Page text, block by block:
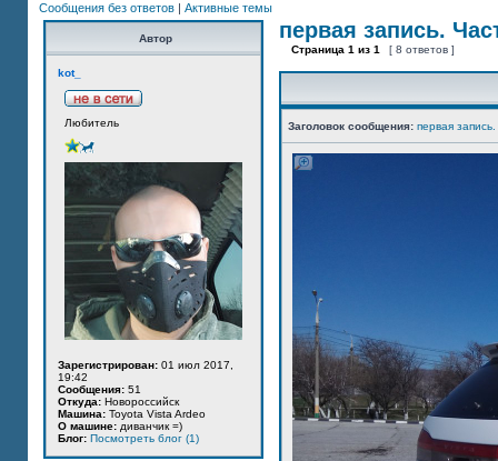
Сообщения без ответов | Активные темы
Автор
kot_
Любитель
Зарегистрирован: 01 июл 2017,
19:42
Сообщения: 51
Откуда: Новороссийск
Машина: Toyota Vista Ardeo
О машине: диванчик =)
Блог: Посмотреть блог (1)
первая запись.
Страница 1 из 1 [ 8 ответов ]
Заголовок сообщения: первая